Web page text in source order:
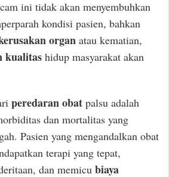
ini tidak akan menyembuhkan
kondisi pasien, bahkan
organ atau kematian,
kualitas hidup masyarakat akan
peredaran obat palsu adalah
dan mortalitas yang
Pasien yang mengandalkan obat
terapi yang tepat,
dan memicu biaya